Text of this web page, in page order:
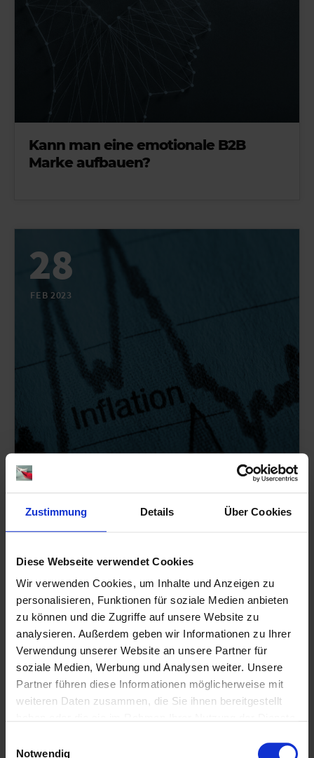
Zustimmung Details Über Cookies
Diese Webseite verwendet Cookies
Wir verwenden Cookies, um Inhalte und Anzeigen zu
personalisieren, Funktionen für soziale Medien anbieten
zu können und die Zugriffe auf unsere Website zu
analysieren. Außerdem geben wir Informationen zu Ihrer
Verwendung unserer Website an unsere Partner für
soziale Medien, Werbung und Analysen weiter. Unsere
Partner führen diese Informationen möglicherweise mit
weiteren Daten zusammen, die Sie ihnen bereitgestellt
Notwendig
Kann man eine emotionale B2B
Marke aufbauen?
28
FEB 2023
Deutschland achtet auf den Preis.
Welche Auswirkungen die Inflation
auf Brands hat
24
JAN 2023